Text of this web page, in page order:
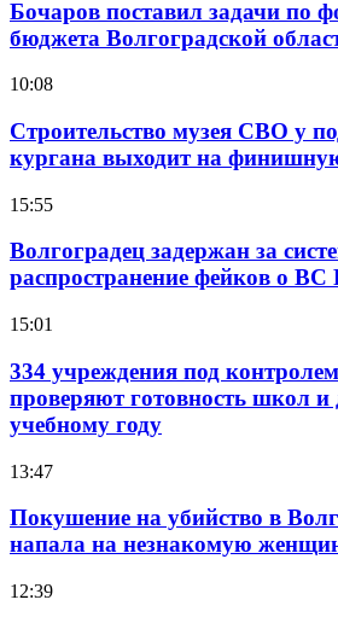
Бочаров поставил задачи по
бюджета Волгоградской
10:08
Строительство музея СВО у
кургана выходит на
15:55
Волгоградец задержан за
распространение фейков о
15:01
334 учреждения под
проверяют готовность школ и
учебному году
13:47
Покушение на убийство в
напала на незнакомую
12:39